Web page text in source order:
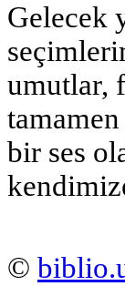
Gelecek
umutlar,
bir ses
©